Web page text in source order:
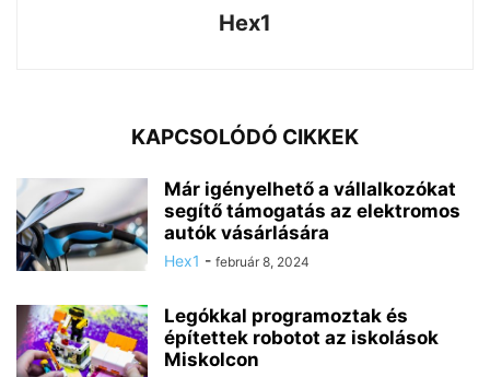
Hex1
KAPCSOLÓDÓ CIKKEK
Már igényelhető a vállalkozókat
segítő támogatás az elektromos
autók vásárlására
Hex1 - február 8, 2024
Legókkal programoztak és
építettek robotot az iskolások
Miskolcon